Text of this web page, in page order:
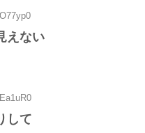
えない
して